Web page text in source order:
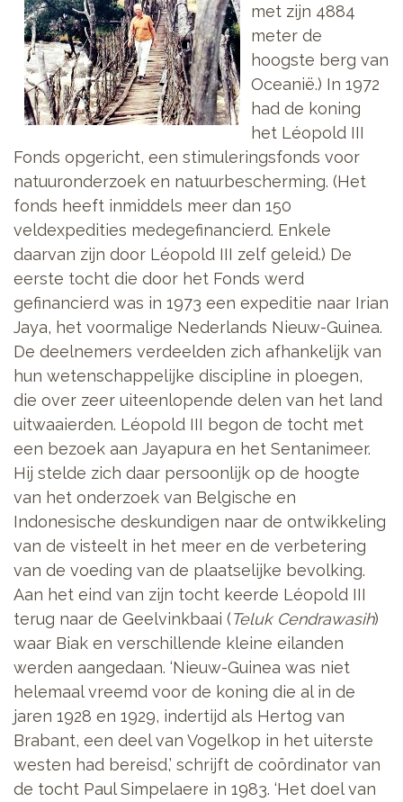
met zijn 4884
meter de
hoogste berg van
Oceanië.) In 1972
had de koning
het Léopold III
Fonds opgericht, een stimuleringsfonds voor
natuuronderzoek en natuurbescherming. (Het
fonds heeft inmiddels meer dan 150
veldexpedities medegefinancierd. Enkele
daarvan zijn door Léopold III zelf geleid.) De
eerste tocht die door het Fonds werd
gefinancierd was in 1973 een expeditie naar Irian
Jaya, het voormalige Nederlands Nieuw-Guinea.
De deelnemers verdeelden zich afhankelijk van
hun wetenschappelijke discipline in ploegen,
die over zeer uiteenlopende delen van het land
uitwaaierden. Léopold III begon de tocht met
een bezoek aan Jayapura en het Sentanimeer.
Hij stelde zich daar persoonlijk op de hoogte
van het onderzoek van Belgische en
Indonesische deskundigen naar de ontwikkeling
van de visteelt in het meer en de verbetering
van de voeding van de plaatselijke bevolking.
Aan het eind van zijn tocht keerde Léopold III
terug naar de Geelvinkbaai (Teluk Cendrawasih)
waar Biak en verschillende kleine eilanden
werden aangedaan. ‘Nieuw-Guinea was niet
helemaal vreemd voor de koning die al in de
jaren 1928 en 1929, indertijd als Hertog van
Brabant, een deel van Vogelkop in het uiterste
westen had bereisd,’ schrijft de coördinator van
de tocht Paul Simpelaere in 1983. ‘Het doel van